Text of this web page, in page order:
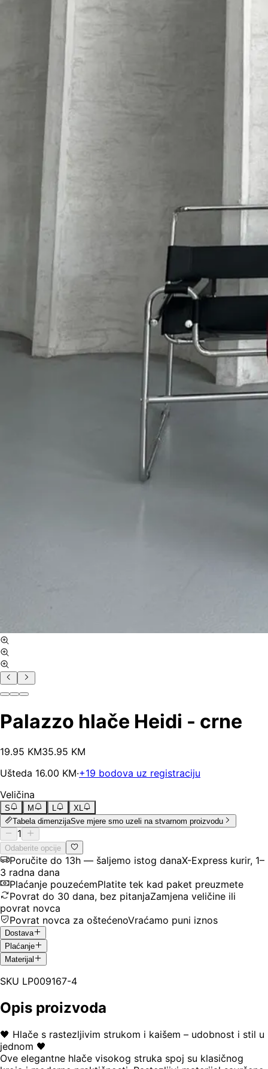
Palazzo hlače Heidi - crne
19.95 KM35.95 KM
Ušteda 16.00 KM·+19 bodova uz registraciju
Veličina
S M L
XL
Tabela dimenzijaSve mjere smo uzeli na stvarnom proizvodu
1
Odaberite opcije
Poručite do 13h — šaljemo istog danaX-Express kurir, 1–
3 radna dana
Plaćanje pouzećemPlatite tek kad paket preuzmete
Povrat do 30 dana, bez pitanjaZamjena veličine ili
povrat novca
Povrat novca za oštećenoVraćamo puni iznos
Dostava
Plaćanje
Materijal
SKU LP009167-4
Opis proizvoda
🖤 Hlače s rastezljivim strukom i kaišem – udobnost i stil u
jednom 🖤
Ove elegantne hlače visokog struka spoj su klasičnog